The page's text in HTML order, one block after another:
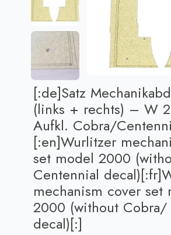
[:de]Satz
(links + rechts) – W
Aufkl. Cobra/
[:en]Wurlitzer
set model 2000
Centennial
mechanism cover set
2000 (without Cobra/
decal)[:]